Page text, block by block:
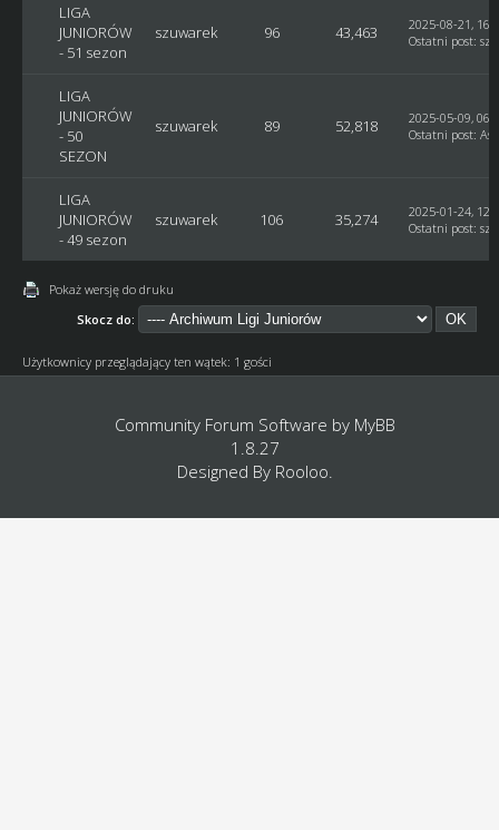
LIGA
JUNIORÓW
- 51 sezon
szuwarek 96 43,463
2025-08-21,
Ostatni post:
LIGA
JUNIORÓW
- 50
SEZON
szuwarek 89 52,818
2025-05-09,
Ostatni post:
LIGA
JUNIORÓW
- 49 sezon
szuwarek 106 35,274
2025-01-24,
Ostatni post:
Pokaż wersję do druku
Skocz do:
Użytkownicy przeglądający ten wątek: 1 gości
Community Forum Software by MyBB
1.8.27
Designed By Rooloo